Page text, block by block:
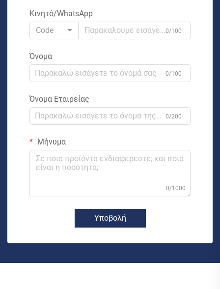
Κινητό/WhatsApp
Code
0/100
Όνομα
0/100
Όνομα Εταιρείας
0/200
Μήνυμα
0/1000
Υποβολή